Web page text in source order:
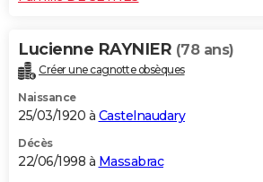
Lucienne RAYNIER (78 ans)
Créer une cagnotte obsèques
Naissance
25/03/1920 à Castelnaudary
Décès
22/06/1998 à Massabrac